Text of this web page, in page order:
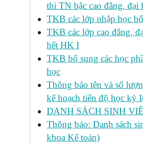
thi TN bậc cao đẳng, đại
TKB các lớp nhập học
TKB các lớp cao đẳng,
hết HK I
TKB bổ sung các học
học
Thông báo tên và số
kế hoạch tiến độ học kỳ
DANH SÁCH SINH
Thông báo: Danh sách
khoa Kế toán)